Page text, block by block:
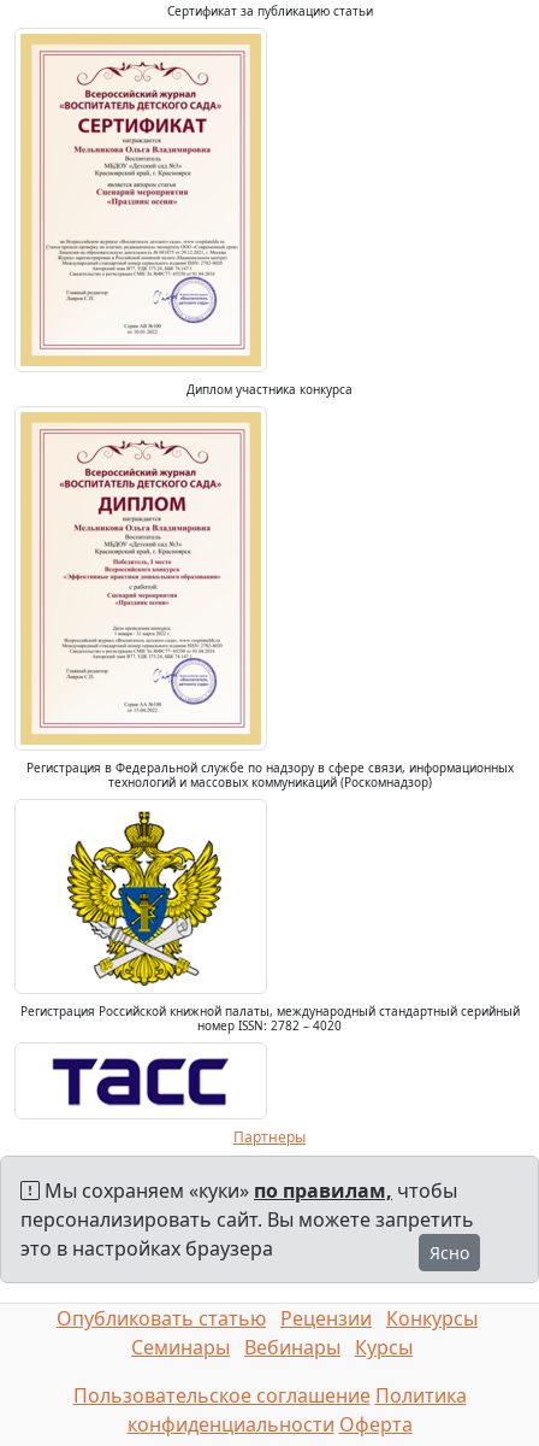
Сертификат за публикацию статьи
Диплом участника конкурса
Регистрация в Федеральной службе по надзору в сфере связи, информационных
технологий и массовых коммуникаций (Роскомнадзор)
Регистрация Российской книжной палаты, международный стандартный серийный
номер ISSN: 2782 – 4020
Партнеры
Мы сохраняем «куки» по правилам, чтобы
персонализировать сайт. Вы можете запретить
это в настройках браузера
Ясно
Опубликовать статью Рецензии
Конкурсы
Семинары
Вебинары
Курсы
Пользовательское соглашение Политика
конфиденциальности Оферта